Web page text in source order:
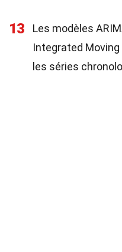
13
Les modèles
Integrated
les séries